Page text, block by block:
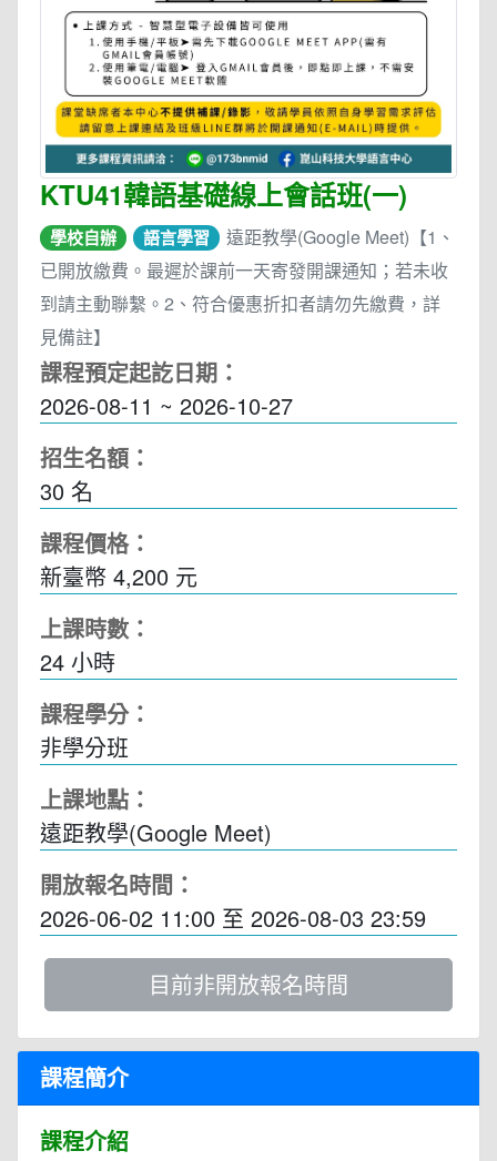
KTU41韓語基礎線上會話班(一)
學校自辦 語言學習
遠距教學(Google Meet)【1、
已開放繳費。最遲於課前一天寄發開課通知；若未收
到請主動聯繫。2、符合優惠折扣者請勿先繳費，詳
見備註】
課程預定起訖日期：
2026-08-11 ~ 2026-10-27
招生名額：
30 名
課程價格：
新臺幣 4,200 元
上課時數：
24 小時
課程學分：
非學分班
上課地點：
遠距教學(Google Meet)
開放報名時間：
2026-06-02 11:00 至 2026-08-03 23:59
目前非開放報名時間
課程簡介
課程介紹